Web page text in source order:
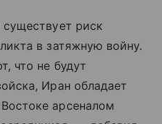
риск
в затяжную войну.
что не будут
Иран обладает
арсеналом